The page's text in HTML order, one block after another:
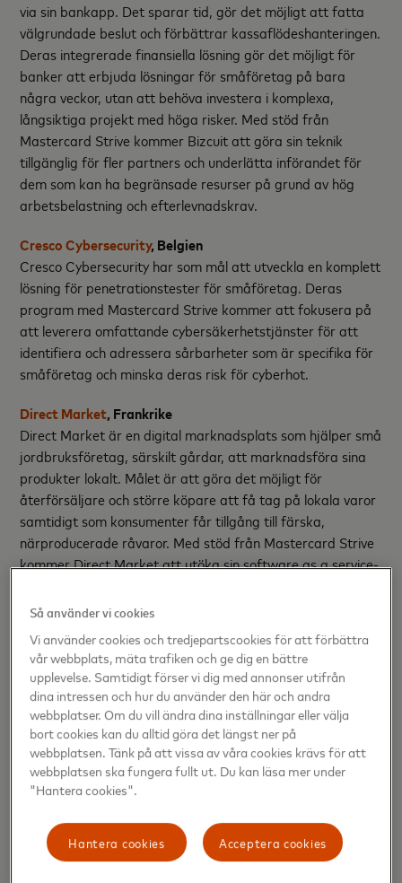
via sin bankapp. Det sparar tid, gör det möjligt att fatta
välgrundade beslut och förbättrar kassaflödeshanteringen.
Deras integrerade finansiella lösning gör det möjligt för
banker att erbjuda lösningar för småföretag på bara
några veckor, utan att behöva investera i komplexa,
långsiktiga projekt med höga risker. Med stöd från
Mastercard Strive kommer Bizcuit att göra sin teknik
tillgänglig för fler partners och underlätta införandet för
dem som kan ha begränsade resurser på grund av hög
arbetsbelastning och efterlevnadskrav.
Cresco Cybersecurity, Belgien
Cresco Cybersecurity har som mål att utveckla en komplett
lösning för penetrationstester för småföretag. Deras
program med Mastercard Strive kommer att fokusera på
att leverera omfattande cybersäkerhetstjänster för att
identifiera och adressera sårbarheter som är specifika för
småföretag och minska deras risk för cyberhot.
Direct Market, Frankrike
Direct Market är en digital marknadsplats som hjälper små
jordbruksföretag, särskilt gårdar, att marknadsföra sina
produkter lokalt. Målet är att göra det möjligt för
återförsäljare och större köpare att få tag på lokala varor
samtidigt som konsumenter får tillgång till färska,
närproducerade råvaror. Med stöd från Mastercard Strive
kommer Direct Market att utöka sin software as a service-
och skalbarheten för att möta den växande efterfrågan.
It Goes Forward, Nederländerna
It Goes Forward erbjuder Return Article Forwarding, en
SaaS-lösning som revolutionerar e-handelsreturer genom
att låta returnerade produkter hoppa över lagret och
möjliggöra direkta utbyten mellan användare (till
rabatterade priser). Deras program med Mastercard
Strive kommer att fokusera på att hjälpa europeiska
småföretag att minska mängden returer, dra nytta av
kostnadsbesparingar, förbättra operationell effektivitet
och minska koldioxidutsläpp genom att minimera
transportbehovet och förlänga produktens livslängd.
Så använder vi cookies
Vi använder cookies och tredjepartscookies för att förbättra
vår webbplats, mäta trafiken och ge dig en bättre
upplevelse. Samtidigt förser vi dig med annonser utifrån
dina intressen och hur du använder den här och andra
webbplatser. Om du vill ändra dina inställningar eller välja
bort cookies kan du alltid göra det längst ner på
webbplatsen. Tänk på att vissa av våra cookies krävs för att
webbplatsen ska fungera fullt ut. Du kan läsa mer under
"Hantera cookies".
Acceptera cookies
Hantera cookies